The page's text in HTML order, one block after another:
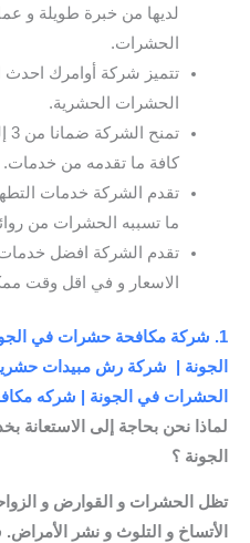
لديها من خبرة طويلة و
الحشرات.
تتميز شركة أوامرك احدث
الحشرات الحشرية.
كافة ما تقدمه من خدمات.
تقدم الشركة خدمات
ما تسببه الحشرات من
تقدم الشركة افضل
الاسعار و في اقل وقت
1. شركة مكافحة حشرات في
الجونة | شركة رش مبيدات
الحشرات في الجونة | شركه
لماذا نحن بحاجة إلى
الجونة ؟
تظل الحشرات و القوارض و
الأتساخ و التلوث و نشر الأمراض.